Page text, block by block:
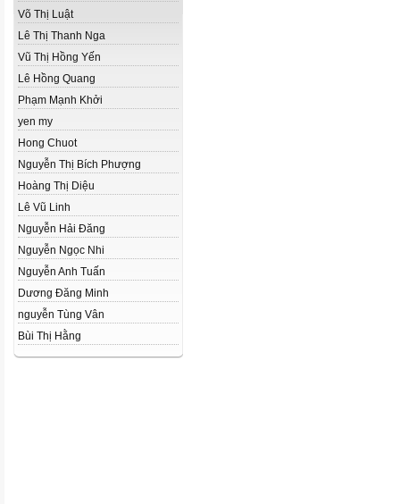
Võ Thị Luật
Lê Thị Thanh Nga
Vũ Thị Hồng Yến
Lê Hồng Quang
Phạm Mạnh Khởi
yen my
Hong Chuot
Nguyễn Thị Bích Phượng
Hoàng Thị Diệu
Lê Vũ Linh
Nguyễn Hải Đăng
Nguyễn Ngọc Nhi
Nguyễn Anh Tuấn
Dương Đăng Minh
nguyễn Tùng Vân
Bùi Thị Hằng